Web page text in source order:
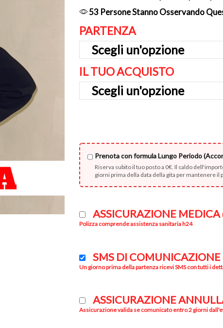
53 Persone Stanno Osservando
PARTENZA
IL TUO ACQUISTO
Prenota con formula Lungo Periodo
Riserva subito il tuo posto a 0€. Il saldo
giorni prima della data della gita per mantenere il
ASSICURAZIONE MEDICA
Polizza comprende assistenza sanitaria h24
SMS DI COMUNICAZIONE
Un giorno prima della partenza ricevi SMS con tutti i
ASSICURAZIONE
Assicurazione valida se comunicato entro 2 giorni